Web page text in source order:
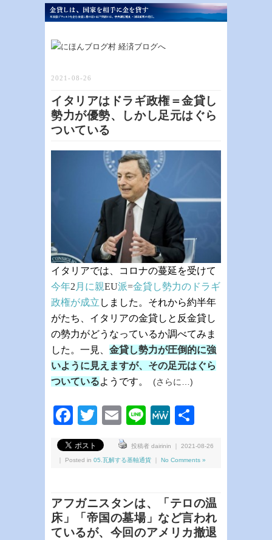
2021-08-26
イタリアはドラギ政権＝金貸し
勢力が優勢、しかし足元はぐら
ついている
イタリアでは、コロナの蔓延を受けて
今年2月に親EU派=金貸し勢力のドラギ
政権が成立 しました。それから約半年
がたち、イタリアの金貸しと反金貸し
の勢力がどうなっているか調べてみま
した。一見、 金貸し勢力が圧倒的に強
いように見えますが、その足元はぐら
ついているようです。 (さらに…)
Facebook
Twitter
EmailLineMeWe
投稿者 dairinin ｜ 2021-08-26
｜ Posted in 05.瓦解する基軸通貨 No Comments »
アフガニスタンは、「テロの温
床」「帝国の墓場」など言われ
ているが、今回のアメリカ撤退